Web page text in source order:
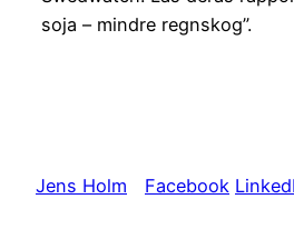
soja – mindre regnskog”.
Jens Holm Facebook